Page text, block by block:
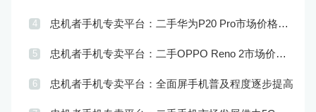
4 忠机者手机专卖平台：二手华为P20 Pro市场价格持续波动
5 忠机者手机专卖平台：二手OPPO Reno 2市场价格相对稳定
6 忠机者手机专卖平台：全面屏手机普及程度逐步提高